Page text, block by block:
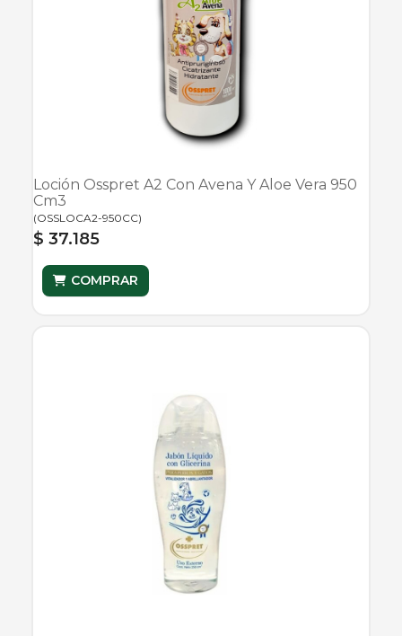
Loción Osspret A2 Con Avena Y Aloe Vera 950
Cm3
(OSSLOCA2-950CC)
$ 37.185
COMPRAR